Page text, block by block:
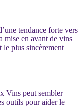
tendance forte vers
mise en avant de vins
le plus sincèrement
Vins peut sembler
outils pour aider le